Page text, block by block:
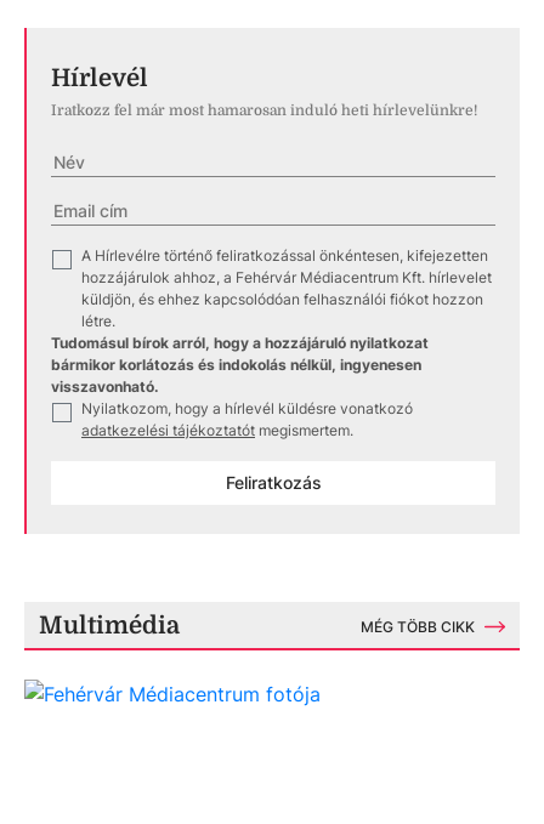
Hírlevél
Iratkozz fel már most hamarosan induló heti hírlevelünkre!
A Hírlevélre történő feliratkozással önkéntesen, kifejezetten
hozzájárulok ahhoz, a Fehérvár Médiacentrum Kft. hírlevelet
küldjön, és ehhez kapcsolódóan felhasználói fiókot hozzon
létre.
Tudomásul bírok arról, hogy a hozzájáruló nyilatkozat
bármikor korlátozás és indokolás nélkül, ingyenesen
visszavonható.
Nyilatkozom, hogy a hírlevél küldésre vonatkozó
adatkezelési tájékoztatót megismertem.
Feliratkozás
Multimédia MÉG TÖBB CIKK